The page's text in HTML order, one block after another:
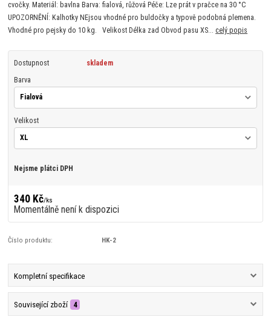
cvočky. Materiál: bavlna Barva: fialová, růžová Péče: Lze prát v pračce na 30 °C
UPOZORNĚNÍ: Kalhotky NEjsou vhodné pro buldočky a typově podobná plemena.
Vhodné pro pejsky do 10 kg. Velikost Délka zad Obvod pasu XS...celý popis
Dostupnost skladem
Barva
Velikost
Nejsme plátci DPH
340 Kč/ks
Momentálně není k dispozici
Číslo produktu: HK-2
Kompletní specifikace
Související zboží 4